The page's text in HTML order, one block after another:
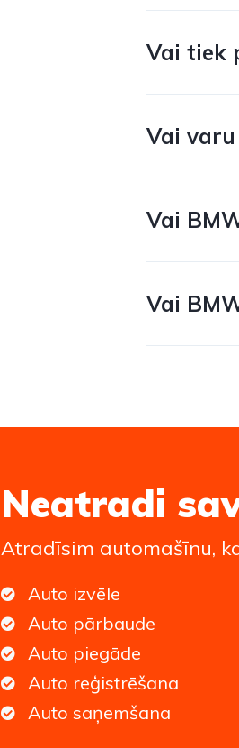
Vai tiek
Vai
Vai
Vai
Neatradi
Atradīsim automašīnu,
Auto izvēle
Auto pārbaude
Auto piegāde
Auto reģistrēšana
Auto saņemšana